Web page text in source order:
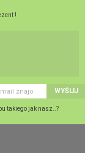
!
WYŚLIJ
takiego jak nasz..?